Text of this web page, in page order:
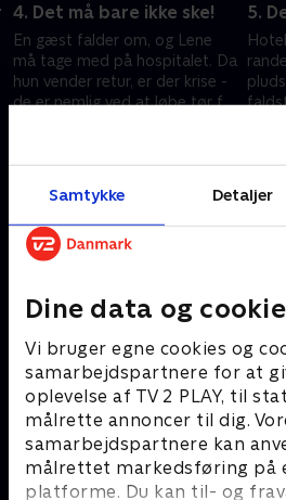
Samtykke Detaljer
Dine data og
Vi bruger egne cookies og
samarbejdspartnere for at
oplevelse af TV 2 PLAY, til
målrette annoncer til dig.
samarbejdspartnere kan
målrettet markedsføring på
platforme. Du kan til- og
4. Det må bare ikke ske!
En gæst falder om, og Lene
må tage med på hospitalet. Da
hun vender retur, er der krise -
de er nemlig ved at løbe tør for
5.
til
og
30.
Andre så også
Linde på Langeland
Livsstil • 5 sæsoner